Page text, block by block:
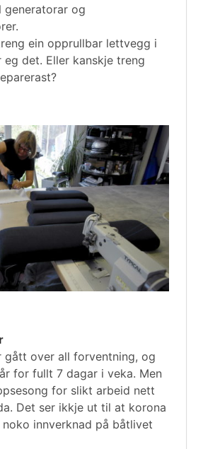
og
ein opprullbar lettvegg i
eg det. Eller kanskje treng
gått over all forventning, og
for fullt 7 dagar i veka. Men
for slikt arbeid nett
Det ser ikkje ut til at korona
noko innverknad på båtlivet